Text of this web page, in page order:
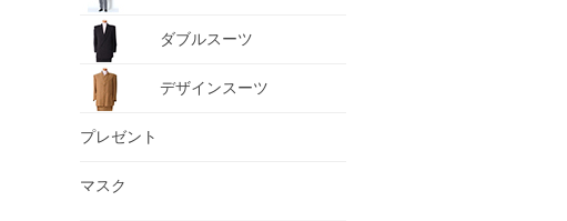
ダブルスーツ
デザインスーツ
プレゼント
マスク